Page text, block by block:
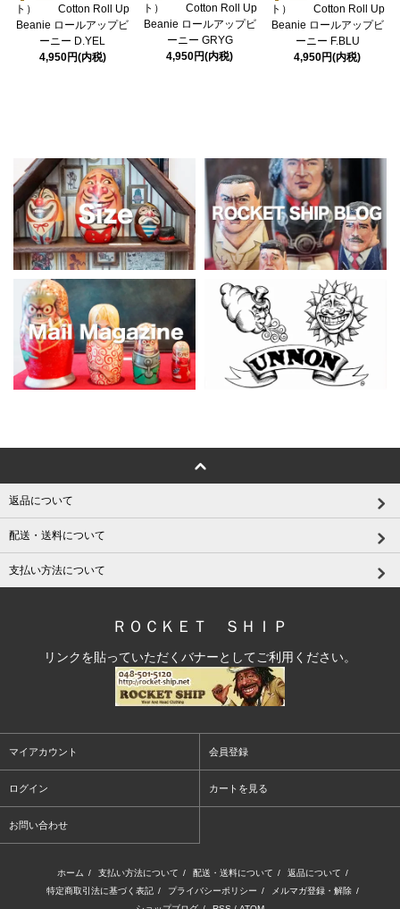
ト） Cotton Roll Up
Beanie ロールアップビ
ーニー D.YEL
4,950円(内税)
ト） Cotton Roll Up
Beanie ロールアップビ
ーニー GRYG
4,950円(内税)
ト） Cotton Roll Up
Beanie ロールアップビ
ーニー F.BLU
4,950円(内税)
返品について
配送・送料について
支払い方法について
ＲＯＣＫＥＴ ＳＨＩＰ
リンクを貼っていただくバナーとしてご利用ください。
マイアカウント 会員登録
ログイン カートを見る
お問い合わせ
ホーム / 支払い方法について / 配送・送料について / 返品について /
特定商取引法に基づく表記 / プライバシーポリシー / メルマガ登録・解除 /